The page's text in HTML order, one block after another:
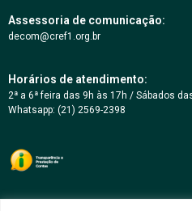
Assessoria de comunicação:
decom@cref1.org.br
Horários de atendimento:
2ª a 6ª feira das 9h às 17h / Sábados
Whatsapp: (21) 2569-2398